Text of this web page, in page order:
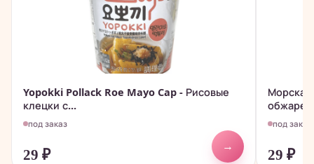
Yopokki Pollack Roe Mayo Cap - Рисовые
клецки с...
под заказ
29 ₽
→
Морская
под заказ
29₽